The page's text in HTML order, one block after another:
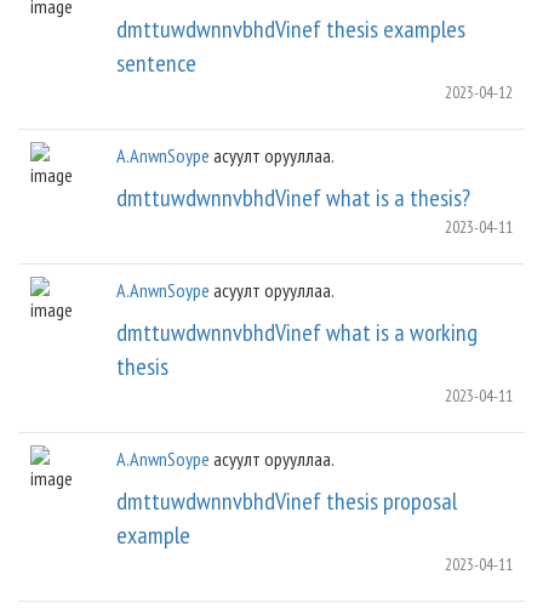
dmttuwdwnnvbhdVinef thesis examples
sentence
2023-04-12
A.AnwnSoype асуулт орууллаа.
dmttuwdwnnvbhdVinef what is a thesis?
2023-04-11
A.AnwnSoype асуулт орууллаа.
dmttuwdwnnvbhdVinef what is a working
thesis
2023-04-11
A.AnwnSoype асуулт орууллаа.
dmttuwdwnnvbhdVinef thesis proposal
example
2023-04-11